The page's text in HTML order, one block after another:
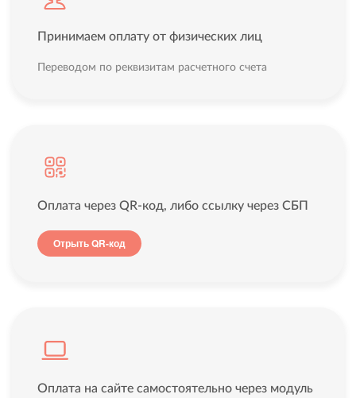
Принимаем оплату от физических лиц
Переводом по реквизитам расчетного счета
Оплата через QR-код, либо ссылку через СБП
Отрыть QR-код
Оплата на сайте самостоятельно через модуль